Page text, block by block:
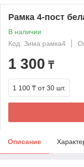
Рамка 4-пост
В наличии
Код: Зима рамка4
1 300 ₸
1 100 ₸ от 30 шт.
Описание